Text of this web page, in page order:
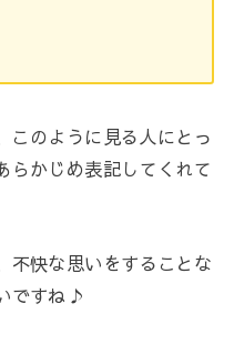
のように見る人にとっ
らかじめ表記してくれて
不快な思いをすることな
ですね♪